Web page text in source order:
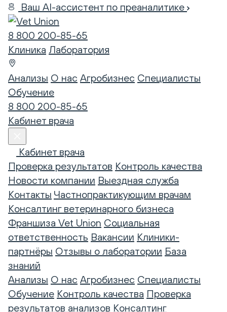
Ваш AI-ассистент по преаналитике
8 800 200-85-65
Клиника Лаборатория
Анализы О нас Агробизнес Специалисты
Обучение
8 800 200-85-65
Кабинет врача
Кабинет врача
Проверка результатов Контроль качества
Новости компании Выездная служба
Контакты Частнопрактикующим врачам
Консалтинг ветеринарного бизнеса
Франшиза Vet Union Социальная
ответственность Вакансии Клиники-
партнёры Отзывы о лаборатории База
знаний
Анализы О нас Агробизнес Специалисты
Обучение Контроль качества Проверка
результатов анализов Консалтинг